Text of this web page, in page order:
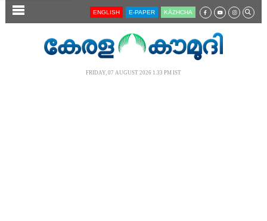
SECTIONS ENGLISH E-PAPER KĀZHCHA
FRIDAY, 07 AUGUST 2026 1.33 PM IST